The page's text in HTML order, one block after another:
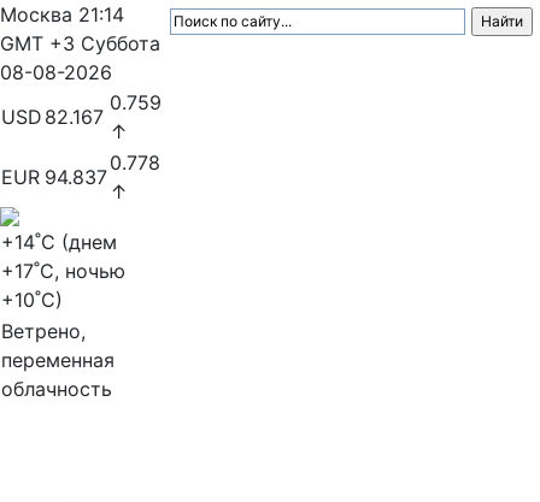
Москва 21:14
GMT +3 Суббота
08-08-2026
USD 82.167
0.759
↑
EUR 94.837
0.778
↑
+14˚C (днем
+17˚C, ночью
+10˚C)
Ветрено,
переменная
облачность